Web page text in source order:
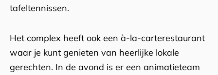
tafeltennissen.
Het complex heeft ook een à-la-carterestaurant
waar je kunt genieten van heerlijke lokale
gerechten. In de avond is er een animatieteam